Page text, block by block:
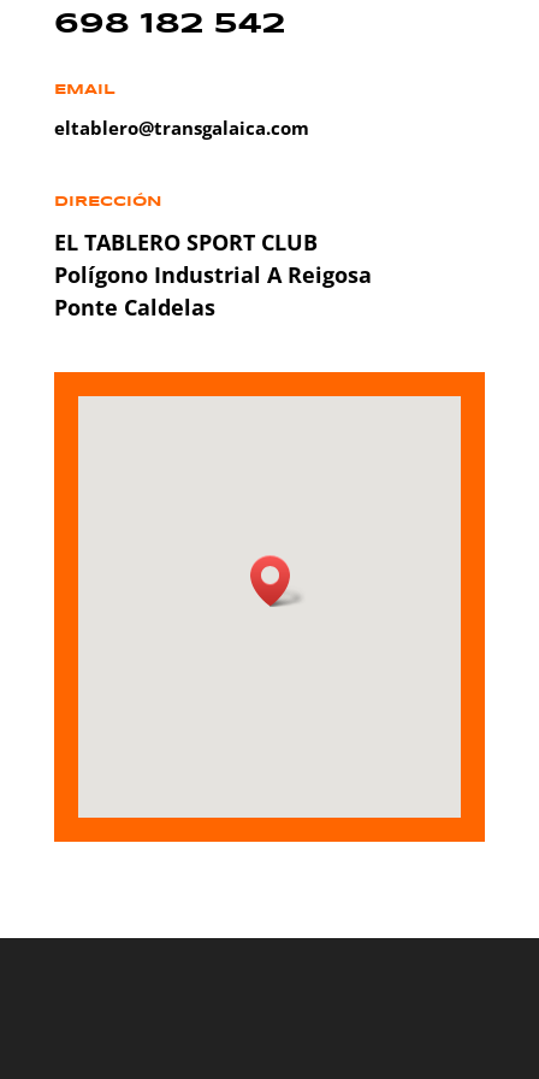
698 182 542
EMAIL
eltablero@transgalaica.com
DIRECCIÓN
EL TABLERO SPORT CLUB
Polígono Industrial A Reigosa
Ponte Caldelas